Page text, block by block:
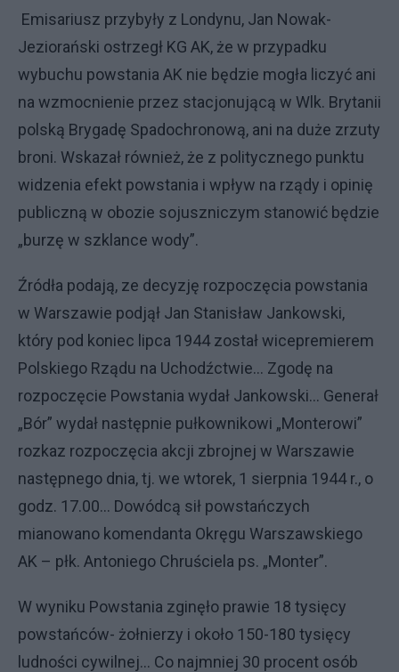
Emisariusz przybyły z Londynu, Jan Nowak-
Jeziorański ostrzegł KG AK, że w przypadku
wybuchu powstania AK nie będzie mogła liczyć ani
na wzmocnienie przez stacjonującą w Wlk. Brytanii
polską Brygadę Spadochronową, ani na duże zrzuty
broni. Wskazał również, że z politycznego punktu
widzenia efekt powstania i wpływ na rządy i opinię
publiczną w obozie sojuszniczym stanowić będzie
„burzę w szklance wody”.
Źródła podają, ze decyzję rozpoczęcia powstania
w Warszawie podjął Jan Stanisław Jankowski,
który pod koniec lipca 1944 został wicepremierem
Polskiego Rządu na Uchodźctwie... Zgodę na
rozpoczęcie Powstania wydał Jankowski... Generał
„Bór” wydał następnie pułkownikowi „Monterowi”
rozkaz rozpoczęcia akcji zbrojnej w Warszawie
następnego dnia, tj. we wtorek, 1 sierpnia 1944 r., o
godz. 17.00... Dowódcą sił powstańczych
mianowano komendanta Okręgu Warszawskiego
AK – płk. Antoniego Chruściela ps. „Monter”.
W wyniku Powstania zginęło prawie 18 tysięcy
powstańców- żołnierzy i około 150-180 tysięcy
ludności cywilnej... Co najmniej 30 procent osób